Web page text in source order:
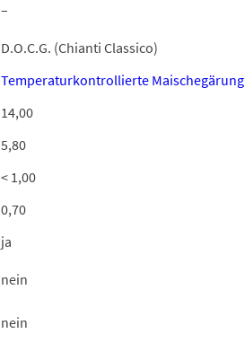
–
D.O.C.G. (Chianti Classico)
Temperaturkontrollierte Maischegärung
14,00
5,80
< 1,00
0,70
ja
nein
nein